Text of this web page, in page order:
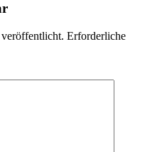
Erforderliche